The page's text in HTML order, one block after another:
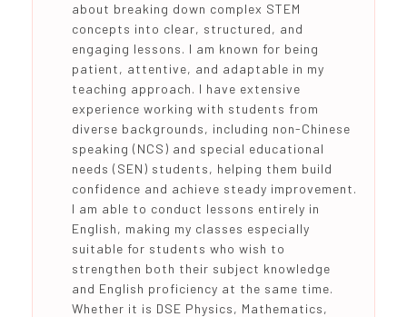
about breaking down complex STEM
concepts into clear, structured, and
engaging lessons. I am known for being
patient, attentive, and adaptable in my
teaching approach. I have extensive
experience working with students from
diverse backgrounds, including non-Chinese
speaking (NCS) and special educational
needs (SEN) students, helping them build
confidence and achieve steady improvement.
I am able to conduct lessons entirely in
English, making my classes especially
suitable for students who wish to
strengthen both their subject knowledge
and English proficiency at the same time.
Whether it is DSE Physics, Mathematics,